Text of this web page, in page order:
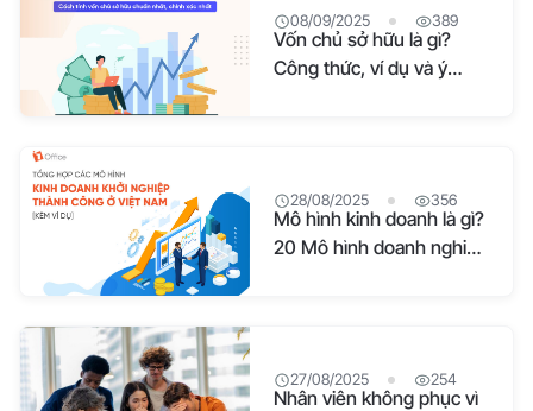
08/09/2025 389
Vốn chủ sở hữu là gì?
Công thức, ví dụ và ý
28/08/2025 356
Mô hình kinh doanh là gì?
20 Mô hình doanh nghiệp
27/08/2025 254
Nhân viên không phục vì